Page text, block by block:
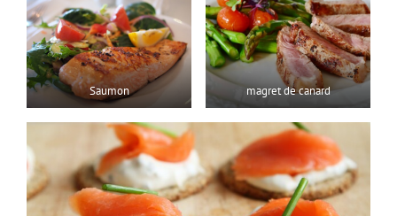
Saumon magret de canard